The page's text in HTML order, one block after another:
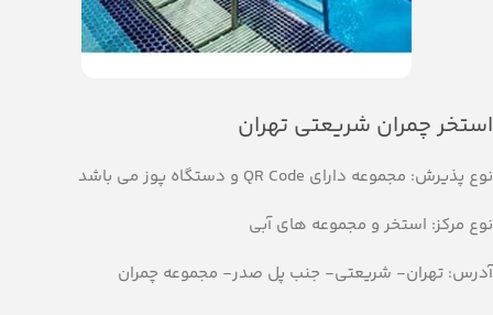
استخر چمران شریعتی تهران
نوع پذیرش: مجموعه دارای QR Code و دستگاه پوز می باشد
نوع مرکز: استخر و مجموعه های آبی
آدرس: تهران- شریعتی- جنب پل صدر- مجموعه چمران